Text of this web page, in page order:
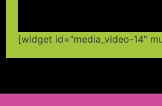
[widget id="media_video-14"